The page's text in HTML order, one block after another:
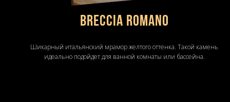
BRECCIA ROMANO
Шикарный итальянский мрамор желтого оттенка. Такой камень
идеально подойдет для ванной комнаты или бассейна.